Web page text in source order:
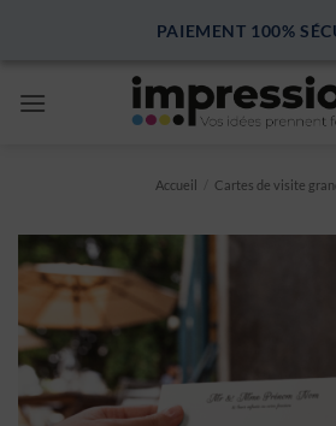
PAIEMENT 100%
Accueil Cartes de visite